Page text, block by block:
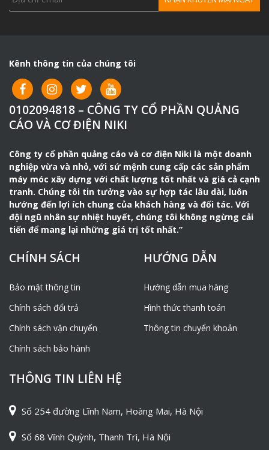
Kênh thông tin của chúng tôi
0102094818 – CÔNG TY CỔ PHẦN QUẢNG
CÁO VÀ CƠ ĐIỆN NIKI
Công ty cổ phần quảng cáo và cơ điện Niki là một doanh
nghiệp vừa và nhỏ, với sứ mệnh cung cấp các sản phẩm
máy móc xây dựng với chất lượng tốt nhất và giá cả cạnh
tranh. Chúng tôi tin tưởng vào sự hợp tác lâu dài, luôn
hướng đến lợi ích chung của khách hàng và đối tác. Với
đội ngũ nhân sự nhiệt huyết, chúng tôi không ngừng cải
tiến để mang lại những giá trị tốt nhất.”
CHÍNH SÁCH
Bảo mật thông tin
Chính sách đổi trả
Chính sách vận chuyển
Chính sách bảo hành
HƯỚNG DẪN
Hướng dẫn mua hàng
Hình thức thanh toán
Thông tin chuyển khoản
THÔNG TIN LIÊN HỆ
Số 254 đường Lĩnh Nam, Hoàng Mai, Hà Nội
Số 68 Vĩnh Quỳnh, Thanh Trì, Hà Nội